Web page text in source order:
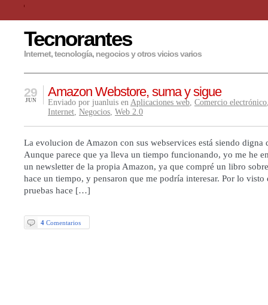
Tecnorantes
Internet, tecnología, negocios y otros vicios varios
Amazon Webstore, suma y sigue
29
JUN Enviado por juanluis en Aplicaciones web, Comercio electrónico
Internet, Negocios, Web 2.0
La evolucion de Amazon con sus webservices está siendo digna
Aunque parece que ya lleva un tiempo funcionando, yo me he
un newsletter de la propia Amazon, ya que compré un libro
hace un tiempo, y pensaron que me podría interesar. Por lo visto
pruebas hace […]
4 Comentarios